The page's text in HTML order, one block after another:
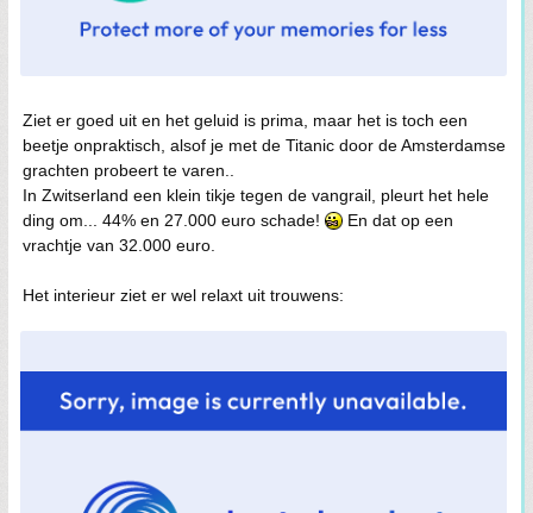
Ziet er goed uit en het geluid is prima, maar het is toch een
beetje onpraktisch, alsof je met de Titanic door de Amsterdamse
grachten probeert te varen..
In Zwitserland een klein tikje tegen de vangrail, pleurt het hele
ding om... 44% en 27.000 euro schade!
En dat op een
vrachtje van 32.000 euro.
Het interieur ziet er wel relaxt uit trouwens: